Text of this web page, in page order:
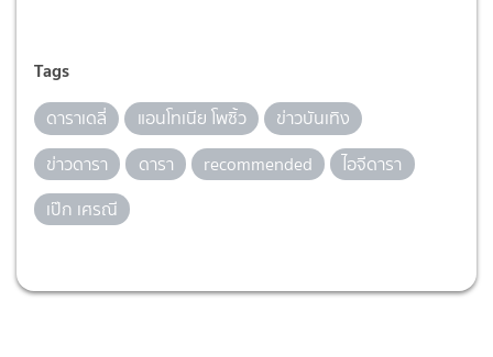
Tags
ดาราเดลี่ แอนโทเนีย โพซิ้ว
ข่าวบันเทิง
ข่าวดารา
ดารา recommended
ไอจีดารา
เป๊ก เศรณี